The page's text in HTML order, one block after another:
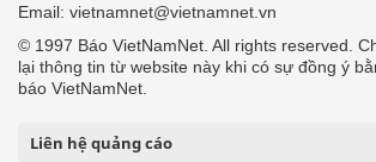
Email: vietnamnet@vietnamnet.vn
© 1997 Báo VietNamNet. All rights reserved.
lại thông tin từ website này khi có sự đồng ý
báo VietNamNet.
Liên hệ quảng cáo